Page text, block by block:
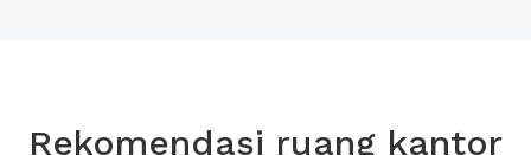
Rekomendasi ruang kantor